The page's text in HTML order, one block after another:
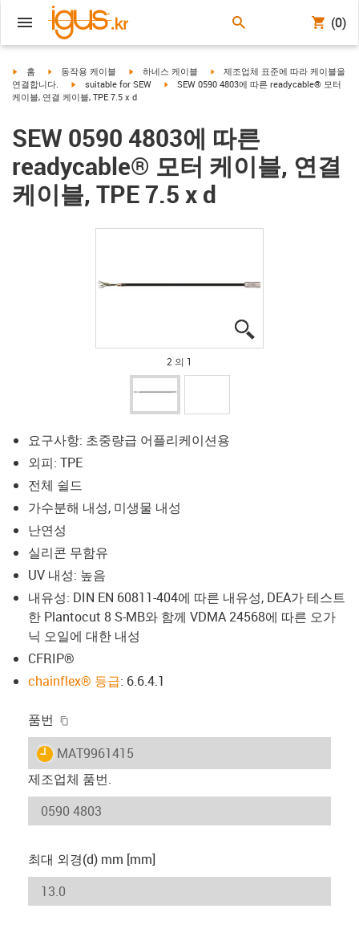
(0)
igus-icon-arrow-right
홈 igus-icon-arrow-right
동작용 케이블 igus-icon-arrow-right
하네스 케이블 igus-icon-arrow-right
제조업체 표준에 따라 케이블을
연결합니다.
igus-icon-arrow-right
suitable for SEW igus-icon-arrow-right
SEW 0590 4803에 따른 readycable® 모터
케이블, 연결 케이블, TPE 7.5 x d
SEW 0590 4803에 따른
readycable® 모터 케이블, 연결
케이블, TPE 7.5 x d
2 의 1
요구사항: 초중량급 어플리케이션용
외피: TPE
전체 쉴드
가수분해 내성, 미생물 내성
난연성
실리콘 무함유
UV 내성: 높음
내유성: DIN EN 60811-404에 따른 내유성, DEA가 테스트
한 Plantocut 8 S-MB와 함께 VDMA 24568에 따른 오가
닉 오일에 대한 내성
CFRIP®
chainflex® 등급: 6.6.4.1
품번
igus-icon-lieferzeit
MAT9961415
제조업체 품번.
최대 외경(d) mm [mm]